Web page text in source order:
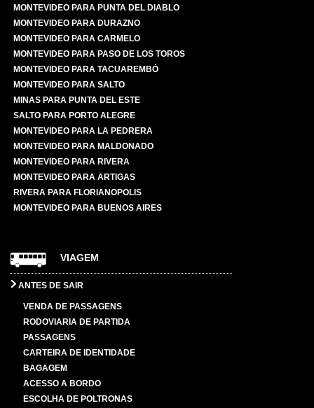
MONTEVIDEO PARA PUNTA DEL DIABLO
MONTEVIDEO PARA DURAZNO
MONTEVIDEO PARA CARMELO
MONTEVIDEO PARA PASO DE LOS TOROS
MONTEVIDEO PARA TACUAREMBÓ
MONTEVIDEO PARA SALTO
MINAS PARA PUNTA DEL ESTE
SALTO PARA PORTO ALEGRE
MONTEVIDEO PARA LA PEDRERA
MONTEVIDEO PARA MALDONADO
MONTEVIDEO PARA RIVERA
MONTEVIDEO PARA ARTIGAS
RIVERA PARA FLORIANOPOLIS
MONTEVIDEO PARA BUENOS AIRES
VIAGEM
ANTES DE SAIR
VENDA DE PASSAGENS
RODOVIARIA DE PARTIDA
PASSAGENS
CARTEIRA DE IDENTIDADE
BAGAGEM
ACESSO A BORDO
ESCOLHA DE POLTRONAS